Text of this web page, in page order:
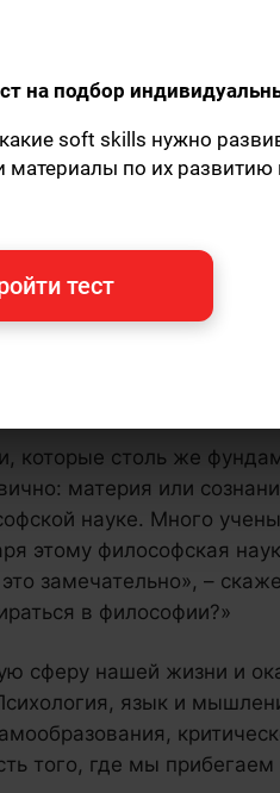
которые столь же
материя или
науке. Много
этому философская
замечательно», –
в философии?»
сферу нашей жизни и
язык и
того, где мы
на подбор
soft skills нужно
материалы по их развитию
тест